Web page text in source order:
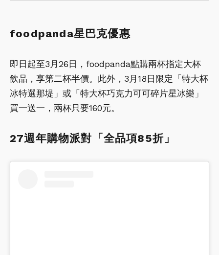
foodpanda星巴克優惠
即日起至3月26日，foodpanda點購兩杯指定大杯
飲品，享第二杯半價。此外，3月18日限定「特大杯
冰特選那堤」或「特大杯巧克力可可碎片星冰樂」
買一送一，兩杯只要160元。
27週年購物派對「全品項85折」